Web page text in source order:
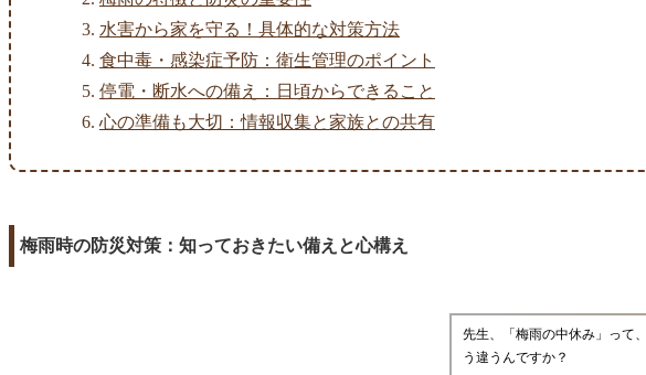
水害から家を守る！具体的な対策方法
食中毒・感染症予防：衛生管理のポイント
停電・断水への備え：日頃からできること
心の準備も大切：情報収集と家族との共有
梅雨時の防災対策：知っておきたい備えと心構え
先生、「梅雨の中休み」って
う違うんですか？